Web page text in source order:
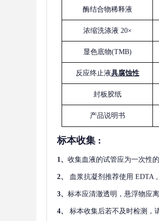
酶结合物稀释液
浓缩洗涤液 20×
显色底物(TMB)
反应终止液具腐蚀性
封板胶纸
产品说明书
标本收集 :
1、 收集血液的试管应为一次性
2、 血浆抗凝剂推荐使用 EDTA
3、 标本应清澈透明，悬浮物应离
4、 标本收集后若不及时检测，